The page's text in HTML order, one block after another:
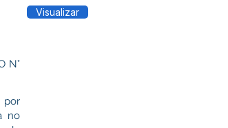
N°
por
no
Visualizar